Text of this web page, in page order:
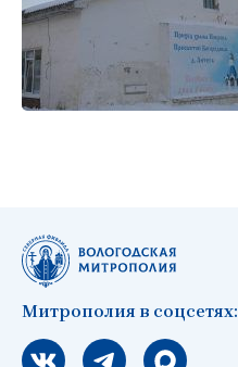
Митрополия в соцсетях:
Мы вконтакте
Мы в telegram
Мы в Макс